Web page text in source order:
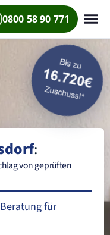
0800 58 90 771
:
von geprüften
für